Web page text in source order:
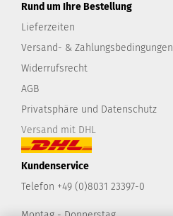
Rund um Ihre Bestellung
Lieferzeiten
Versand- & Zahlungsbedingungen
Widerrufsrecht
AGB
Privatsphäre und Datenschutz
Versand mit DHL
Kundenservice
Telefon +49 (0)8031 23397-0